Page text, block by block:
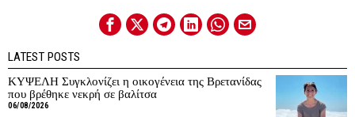
LATEST POSTS
ΚΥΨΕΛΗ Συγκλονίζει η οικογένεια της Βρετανίδας
που βρέθηκε νεκρή σε βαλίτσα
06/08/2026